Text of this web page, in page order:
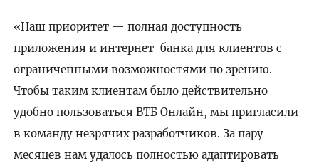
«Наш приоритет — полная доступность
приложения и интернет-банка для клиентов с
ограниченными возможностями по зрению.
Чтобы таким клиентам было действительно
удобно пользоваться ВТБ Онлайн, мы пригласили
в команду незрячих разработчиков. За пару
месяцев нам удалось полностью адаптировать